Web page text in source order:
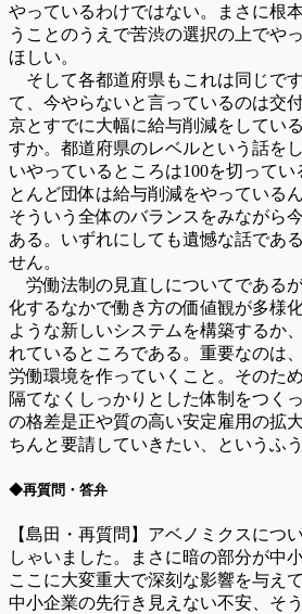
やっているわけではない。まさに根
うことのうえで苦渋の選択の上でや
ほしい。
そして各都道府県もこれは同じで
て、今やらないと言っているのは交
京とすでに大幅に給与削減をしてい
すか。都道府県のレベルという話を
いやっているところは100を切って
とんど団体は給与削減をやっている
そういう全体のバランスをみながら
ある。いずれにしても遺憾な話であ
せん。
労働法制の見直しについてである
化するなかで働き方の価値観が多様
ような新しいシステムを構築するか
れているところである。重要なのは
労働環境を作っていくこと。そのた
隔てなくしっかりとした体制をつく
の格差是正や質の高い安定雇用の拡
ちんと要請していきたい、というふ
◆再質問・答弁
【島田・再質問】アベノミクスにつ
しゃいました。まさに暗の部分が中
ここに大変重大で深刻な影響を与え
中小企業の先行き見えない不安、そ